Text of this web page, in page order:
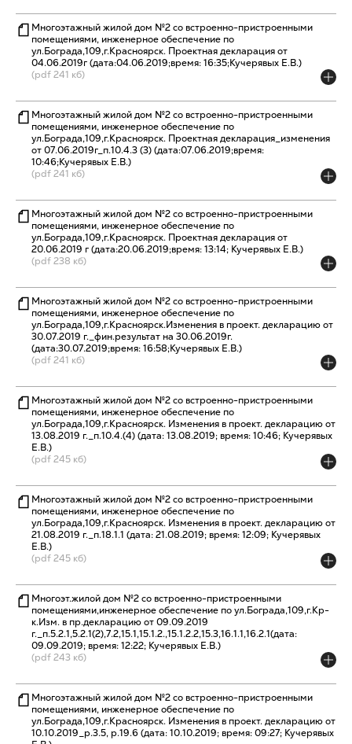
Многоэтажный жилой дом №2 со встроенно-пристроенными
помещениями, инженерное обеспечение по
ул.Бограда,109,г.Красноярск. Проектная декларация от
04.06.2019г (дата:04.06.2019;время: 16:35;Кучерявых Е.В.)
(pdf 241 кб)
Многоэтажный жилой дом №2 со встроенно-пристроенными
помещениями, инженерное обеспечение по
ул.Бограда,109,г.Красноярск. Проектная декларация_изменения
от 07.06.2019г_п.10.4.3 (3) (дата:07.06.2019;время:
10:46;Кучерявых Е.В.)
(pdf 241 кб)
Многоэтажный жилой дом №2 со встроенно-пристроенными
помещениями, инженерное обеспечение по
ул.Бограда,109,г.Красноярск. Проектная декларация от
20.06.2019 г (дата:20.06.2019;время: 13:14; Кучерявых Е.В.)
(pdf 238 кб)
Многоэтажный жилой дом №2 со встроенно-пристроенными
помещениями, инженерное обеспечение по
ул.Бограда,109,г.Красноярск.Изменения в проект. декларацию от
30.07.2019 г._фин.результат на 30.06.2019г.
(дата:30.07.2019;время: 16:58;Кучерявых Е.В.)
(pdf 241 кб)
Многоэтажный жилой дом №2 со встроенно-пристроенными
помещениями, инженерное обеспечение по
ул.Бограда,109,г.Красноярск. Изменения в проект. декларацию от
13.08.2019 г._п.10.4.(4) (дата: 13.08.2019; время: 10:46; Кучерявых
Е.В.)
(pdf 245 кб)
Многоэтажный жилой дом №2 со встроенно-пристроенными
помещениями, инженерное обеспечение по
ул.Бограда,109,г.Красноярск. Изменения в проект. декларацию от
21.08.2019 г._п.18.1.1 (дата: 21.08.2019; время: 12:09; Кучерявых
Е.В.)
(pdf 245 кб)
Многоэт.жилой дом №2 со встроенно-пристроенными
помещениями,инженерное обеспечение по ул.Бограда,109,г.Кр-
к.Изм. в пр.декларацию от 09.09.2019
г._п.5.2.1,5.2.1(2),7.2,15.1,15.1.2.,15.1.2.2,15.3,16.1.1,16.2.1(дата:
09.09.2019; время: 12:22; Кучерявых Е.В.)
(pdf 243 кб)
Многоэтажный жилой дом №2 со встроенно-пристроенными
помещениями, инженерное обеспечение по
ул.Бограда,109,г.Красноярск. Изменения в проект. декларацию от
10.10.2019_р.3.5, р.19.6 (дата: 10.10.2019; время: 09:27; Кучерявых